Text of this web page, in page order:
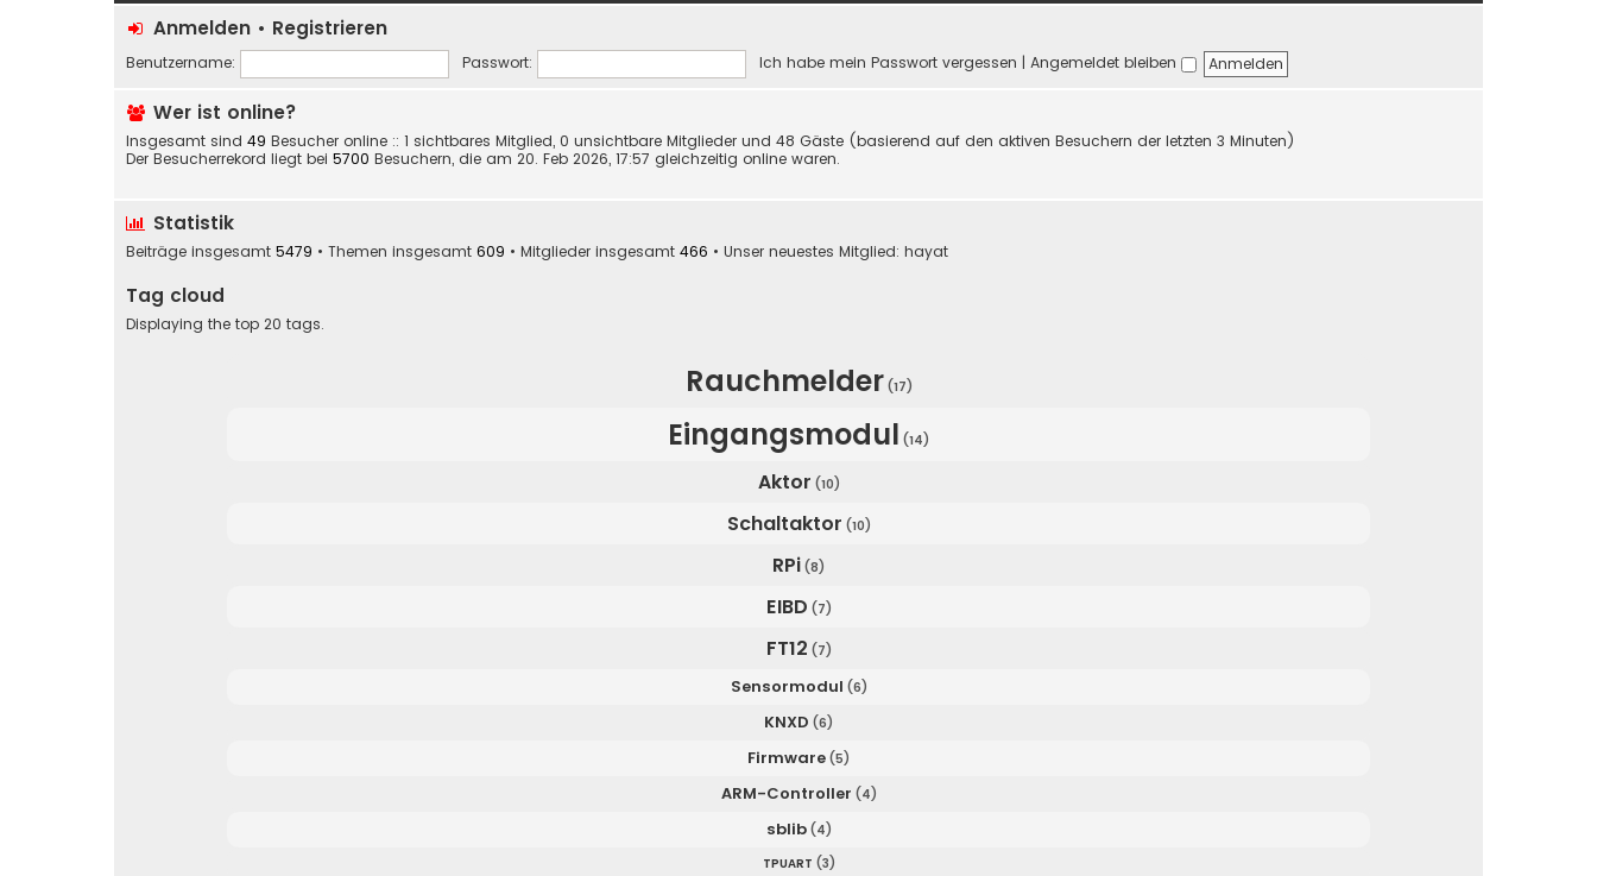
Anmelden • Registrieren
Benutzername: Passwort: Ich habe mein Passwort vergessen | Angemeldet bleiben
Wer ist online?
Insgesamt sind 49 Besucher online :: 1 sichtbares Mitglied, 0 unsichtbare Mitglieder und 48 Gäste (basierend auf den aktiven Besuchern der letzten 3 Minuten)
Der Besucherrekord liegt bei 5700 Besuchern, die am 20. Feb 2026, 17:57 gleichzeitig online waren.
Statistik
Beiträge insgesamt 5479 • Themen insgesamt 609 • Mitglieder insgesamt 466 • Unser neuestes Mitglied: hayat
Tag cloud
Displaying the top 20 tags.
Rauchmelder (17)
Eingangsmodul (14)
Aktor (10)
Schaltaktor (10)
RPi (8)
EIBD (7)
FT12 (7)
Sensormodul (6)
KNXD (6)
Firmware (5)
ARM-Controller (4)
sblib (4)
TPUART (3)